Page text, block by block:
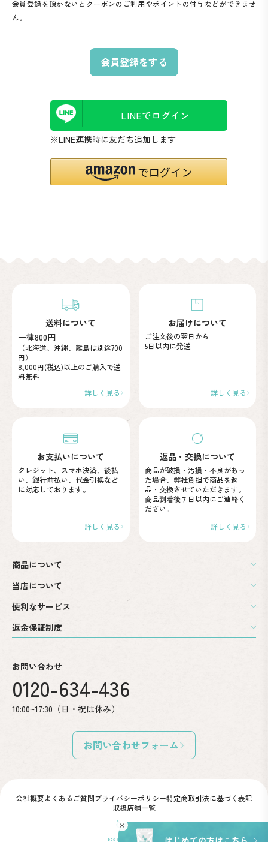
会員登録を頂かないとクーポンのご利用やポイントの付与などができませ
ん。
会員登録をする
LINEでログイン
※LINE連携時に友だち追加します
送料について
一律800円
（北海道、沖縄、離島は別途700
円）
8,000円(税込)以上のご購入で送
料無料
詳しく見る
お届けについて
ご注文後の翌日から
5日以内に発送
詳しく見る
お支払いについて
クレジット、スマホ決済、後払
い、 銀行前払い、代金引換など
に対応しております。
詳しく見る
返品・交換について
商品が破損・汚損・不良があっ
た場合、弊社負担で商品を返
品・交換させていただきます。
商品到着後７日以内にご連絡く
ださい。
詳しく見る
商品について
当店について
便利なサービス
返金保証制度
お問い合わせ
0120-634-436
10:00~17:30（日・祝は休み）
お問い合わせフォーム
会社概要よくあるご質問プライバシーポリシー特定商取引法に基づく表記
取扱店舗一覧